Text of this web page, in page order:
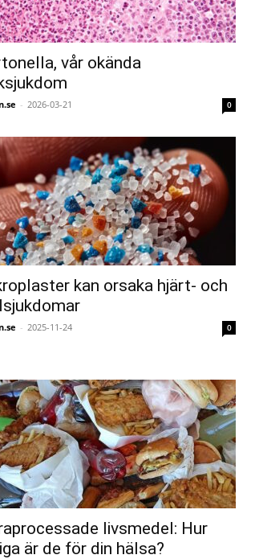
vår okända
- 2026-03-21 0
kan orsaka hjärt- och
- 2025-11-24 0
livsmedel: Hur
är de för din hälsa?